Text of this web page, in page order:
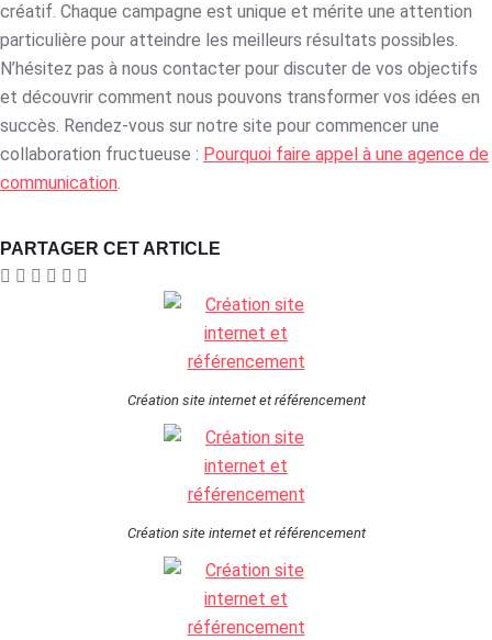
créatif. Chaque campagne est unique et mérite une attention
particulière pour atteindre les meilleurs résultats possibles.
N’hésitez pas à nous contacter pour discuter de vos objectifs
et découvrir comment nous pouvons transformer vos idées en
succès. Rendez-vous sur notre site pour commencer une
collaboration fructueuse : Pourquoi faire appel à une agence de
communication.
PARTAGER CET ARTICLE
Création site internet et référencement
Création site internet et référencement